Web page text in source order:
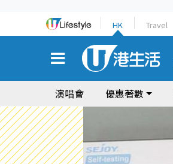
HK Travel
演唱會 優惠著數